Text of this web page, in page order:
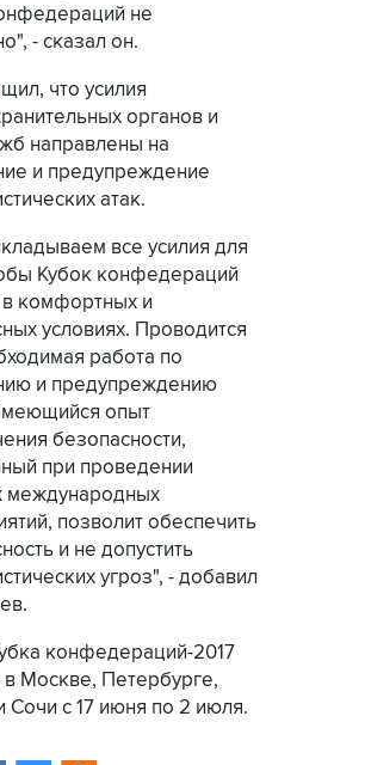
не
- сказал он.
что усилия
органов и
направлены на
и предупреждение
атак.
все усилия для
Кубок конфедераций
комфортных и
условиях. Проводится
работа по
и предупреждению
опыт
безопасности,
при проведении
международных
позволит обеспечить
и не допустить
угроз", - добавил
конфедераций-2017
в Москве, Петербурге,
Сочи с 17 июня по 2 июля.